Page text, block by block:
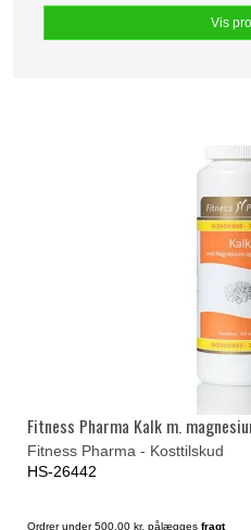
Vis
Fitness Pharma Kalk m.
Fitness Pharma - Kosttilskud
HS-26442
Ordrer under 500,00 kr. pålægges fragt